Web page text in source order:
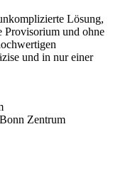
Lösung,
Provisorium und ohne
und in nur einer